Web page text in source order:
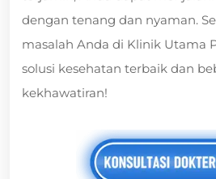
dengan tenang dan nyaman.
masalah Anda di Klinik Utama
solusi kesehatan terbaik dan
kekhawatiran!